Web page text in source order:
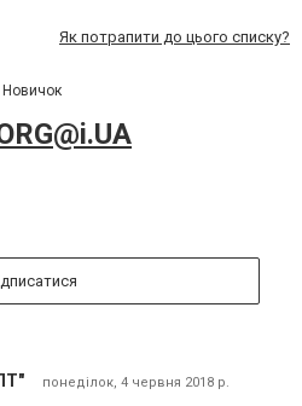
Як потрапити до цього списку?
Новичок
понеділок, 4 червня 2018 р.